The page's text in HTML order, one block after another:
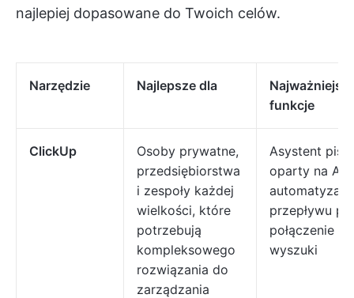
najlepiej dopasowane do Twoich celów.
Narzędzie Najlepsze dla
funkcje
ClickUp
Osoby prywatne,
przedsiębiorstwa
i zespoły każdej
wielkości, które
potrzebują
kompleksowego
rozwiązania do
zarządzania
Asystent
oparty na AI,
przepływu
połączenie
wyszuki